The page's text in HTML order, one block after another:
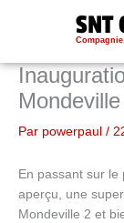
SNT
Mondeville
Par powerpaul /
En passant sur
aperçu, une
Mondeville 2 et